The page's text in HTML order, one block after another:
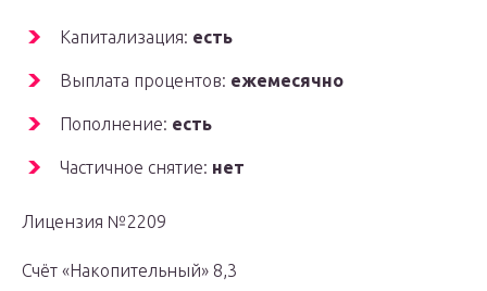
Капитализация: есть
Выплата процентов: ежемесячно
Пополнение: есть
Частичное снятие: нет
Лицензия №2209
Счёт «Накопительный» 8,3